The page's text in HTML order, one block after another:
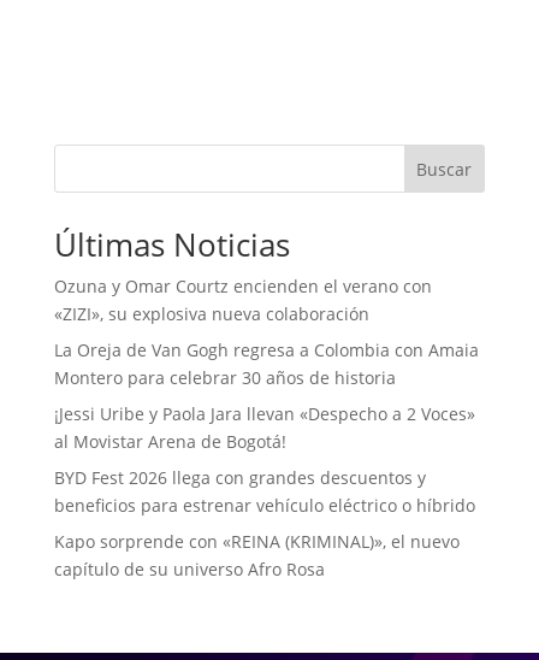
Buscar
Últimas Noticias
Ozuna y Omar Courtz encienden el verano con
«ZIZI», su explosiva nueva colaboración
La Oreja de Van Gogh regresa a Colombia con Amaia
Montero para celebrar 30 años de historia
¡Jessi Uribe y Paola Jara llevan «Despecho a 2 Voces»
al Movistar Arena de Bogotá!
BYD Fest 2026 llega con grandes descuentos y
beneficios para estrenar vehículo eléctrico o híbrido
Kapo sorprende con «REINA (KRIMINAL)», el nuevo
capítulo de su universo Afro Rosa